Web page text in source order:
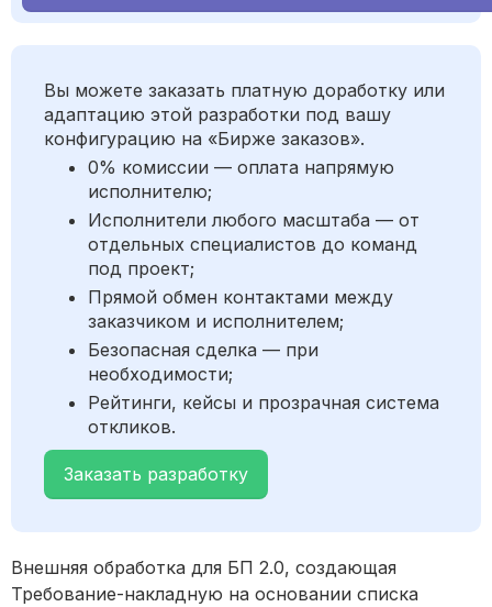
Вы можете заказать платную доработку или
адаптацию этой разработки под вашу
конфигурацию на «Бирже заказов».
0% комиссии — оплата напрямую
исполнителю;
Исполнители любого масштаба — от
отдельных специалистов до команд
под проект;
Прямой обмен контактами между
заказчиком и исполнителем;
Безопасная сделка — при
необходимости;
Рейтинги, кейсы и прозрачная система
откликов.
Заказать разработку
Внешняя обработка для БП 2.0, создающая
Требование-накладную на основании списка